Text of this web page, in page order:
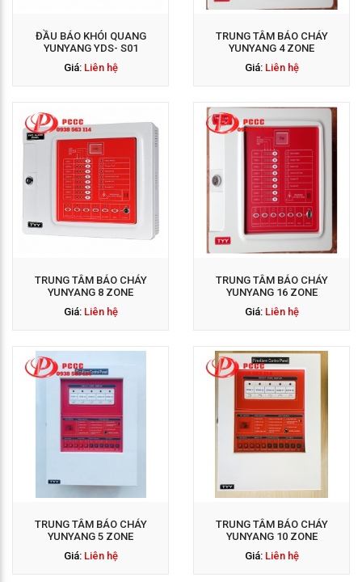
ĐẦU BÁO KHÓI QUANG
YUNYANG YDS- S01
Giá: Liên hệ
TRUNG TÂM BÁO CHÁY
YUNYANG 4 ZONE
Giá: Liên hệ
TRUNG TÂM BÁO CHÁY
YUNYANG 8 ZONE
Giá: Liên hệ
GỌI NGAY: 0938 563
114
TRUNG TÂM BÁO CHÁY
YUNYANG 16 ZONE
Giá: Liên hệ
TRUNG TÂM BÁO CHÁY
YUNYANG 5 ZONE
Giá: Liên hệ
GỌI NGAY: 0938 563
TRUNG TÂM BÁO CHÁY
YUNYANG 10 ZONE
Giá: Liên hệ